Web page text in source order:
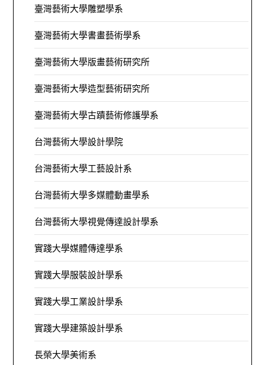
臺灣藝術大學雕塑學系
臺灣藝術大學書畫藝術學系
臺灣藝術大學版畫藝術研究所
臺灣藝術大學造型藝術研究所
臺灣藝術大學古蹟藝術修護學系
台灣藝術大學設計學院
台灣藝術大學工藝設計系
台灣藝術大學多媒體動畫學系
台灣藝術大學視覺傳達設計學系
實踐大學媒體傳達學系
實踐大學服裝設計學系
實踐大學工業設計學系
實踐大學建築設計學系
長榮大學美術系